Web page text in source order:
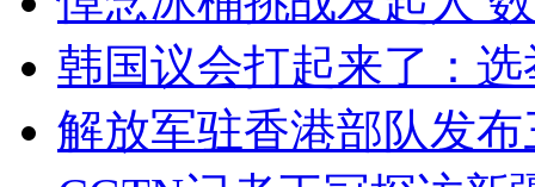
韩国议会打起来了：
解放军驻香港部队发